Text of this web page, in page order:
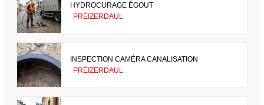
HYDROCURAGE ÉGOUT
PRÉIZERDAUL
INSPECTION CAMÉRA CANALISATION
PRÉIZERDAUL